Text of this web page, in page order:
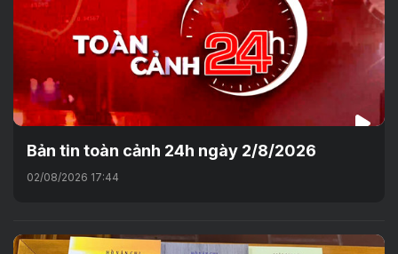
Bản tin toàn cảnh 24h ngày 2/8/2026
02/08/2026 17:44